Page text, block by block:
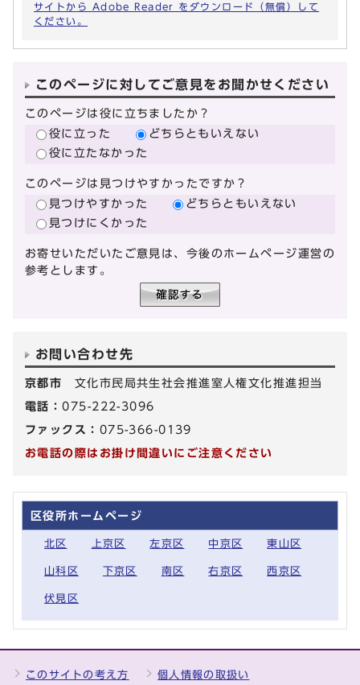
サイトから Adobe Reader をダウンロード（無償）して
ください。
このページに対してご意見をお聞かせください
このページは役に立ちましたか？
役に立った
どちらともいえない
役に立たなかった
このページは見つけやすかったですか？
見つけやすかった
どちらともいえない
見つけにくかった
お寄せいただいたご意見は、今後のホームページ運営の
参考とします。
お問い合わせ先
京都市 文化市民局共生社会推進室人権文化推進担当
電話：075-222-3096
ファックス： 075-366-0139
お電話の際はお掛け間違いにご注意ください
区役所ホームページ
北区 上京区 左京区 中京区 東山区
山科区 下京区 南区 右京区 西京区
伏見区
このサイトの考え方 個人情報の取扱い